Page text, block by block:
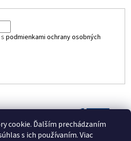
cookie. Ďalším prechádzaním
s ich používaním. Viac
podmienkami ochrany osobných